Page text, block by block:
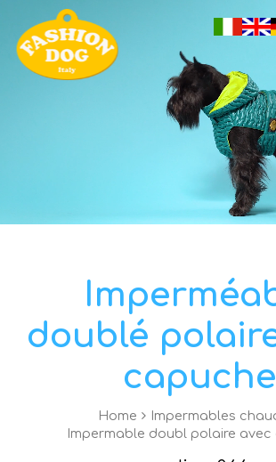
doublé
capuche
Home
Impermables
Impermable doubl polaire avec